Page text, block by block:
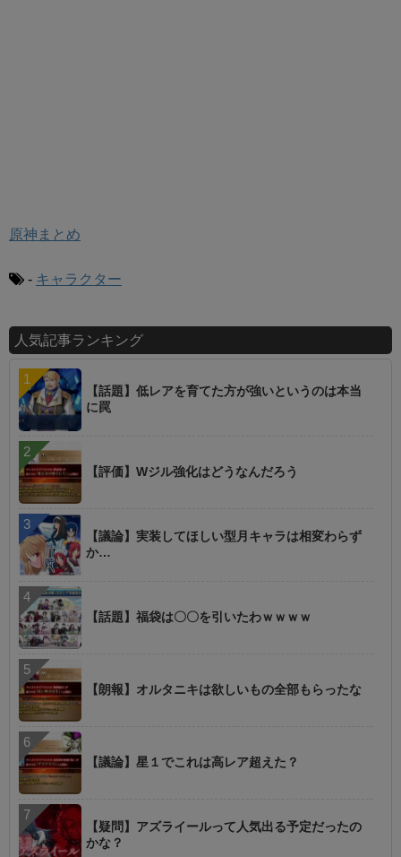
原神まとめ
- キャラクター
人気記事ランキング
【話題】低レアを育てた方が強いというのは本当
に罠
【評価】Wジル強化はどうなんだろう
【議論】実装してほしい型月キャラは相変わらず
か…
【話題】福袋は〇〇を引いたわｗｗｗｗ
【朗報】オルタニキは欲しいもの全部もらったな
【議論】星１でこれは高レア超えた？
【疑問】アズライールって人気出る予定だったの
かな？